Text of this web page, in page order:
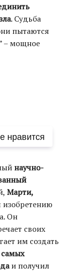
. Судьба
пытаются
– мощное
нравится
научно-
Марти,
Он
своих
им создать
и получил